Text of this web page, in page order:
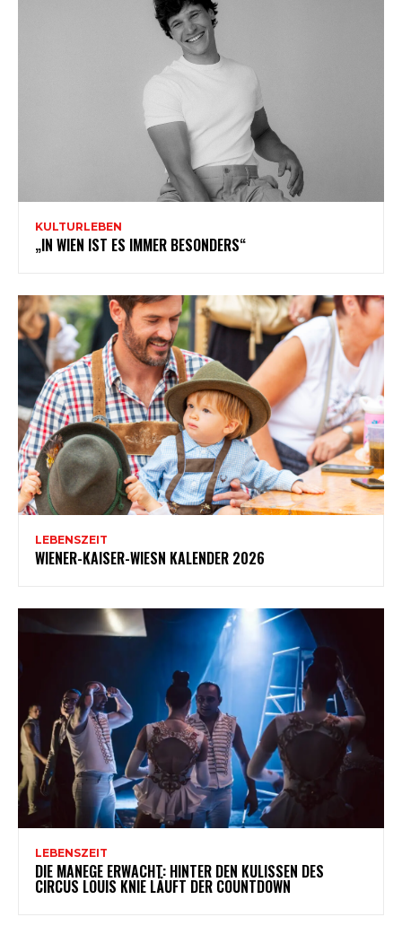
KULTURLEBEN
„IN WIEN IST ES IMMER BESONDERS“
LEBENSZEIT
WIENER-KAISER-WIESN KALENDER 2026
LEBENSZEIT
DIE MANEGE ERWACHT: HINTER DEN KULISSEN DES
CIRCUS LOUIS KNIE LÄUFT DER COUNTDOWN